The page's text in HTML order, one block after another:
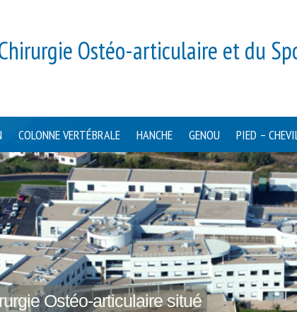
Ostéo-articulaire et du
COLONNE VERTÉBRALE HANCHE GENOU PIED –
Ostéo-articulaire situé